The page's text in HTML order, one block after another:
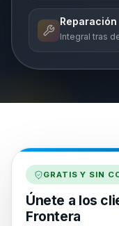
Reparación
Integral tras
GRATIS Y SIN
Únete a los
Frontera